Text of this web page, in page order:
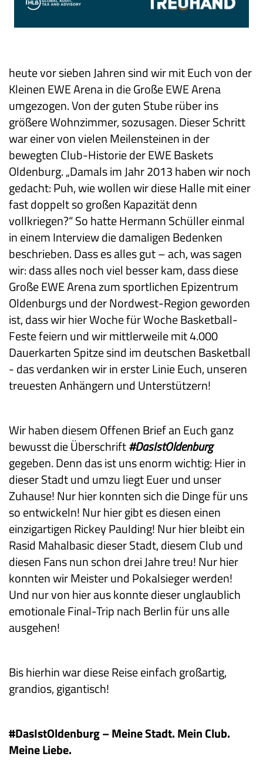
heute vor sieben Jahren sind wir mit Euch von der
Kleinen EWE Arena in die Große EWE Arena
umgezogen. Von der guten Stube rüber ins
größere Wohnzimmer, sozusagen. Dieser Schritt
war einer von vielen Meilensteinen in der
bewegten Club-Historie der EWE Baskets
Oldenburg. „Damals im Jahr 2013 haben wir noch
gedacht: Puh, wie wollen wir diese Halle mit einer
fast doppelt so großen Kapazität denn
vollkriegen?“ So hatte Hermann Schüller einmal
in einem Interview die damaligen Bedenken
beschrieben. Dass es alles gut – ach, was sagen
wir: dass alles noch viel besser kam, dass diese
Große EWE Arena zum sportlichen Epizentrum
Oldenburgs und der Nordwest-Region geworden
ist, dass wir hier Woche für Woche Basketball-
Feste feiern und wir mittlerweile mit 4.000
Dauerkarten Spitze sind im deutschen Basketball
- das verdanken wir in erster Linie Euch, unseren
treuesten Anhängern und Unterstützern!
Wir haben diesem Offenen Brief an Euch ganz
bewusst die Überschrift#DasIstOldenburg
gegeben. Denn das ist uns enorm wichtig: Hier in
dieser Stadt und umzu liegt Euer und unser
Zuhause! Nur hier konnten sich die Dinge für uns
so entwickeln! Nur hier gibt es diesen einen
einzigartigen Rickey Paulding! Nur hier bleibt ein
Rasid Mahalbasic dieser Stadt, diesem Club und
diesen Fans nun schon drei Jahre treu! Nur hier
konnten wir Meister und Pokalsieger werden!
Und nur von hier aus konnte dieser unglaublich
emotionale Final-Trip nach Berlin für uns alle
ausgehen!
Bis hierhin war diese Reise einfach großartig,
grandios, gigantisch!
#DasIstOldenburg – Meine Stadt. Mein Club.
Meine Liebe.